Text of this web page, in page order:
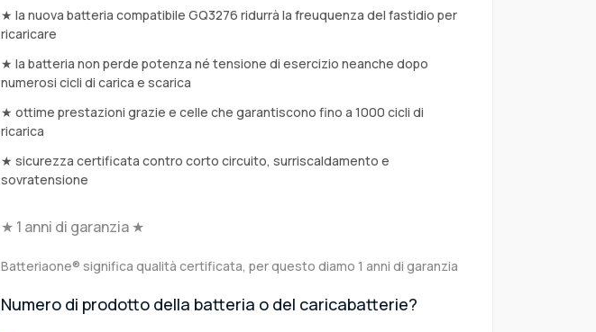
★ la nuova batteria compatibile GQ3276 ridurrà la freuquenza del fastidio per
ricaricare
★ la batteria non perde potenza né tensione di esercizio neanche dopo
numerosi cicli di carica e scarica
★ ottime prestazioni grazie e celle che garantiscono fino a 1000 cicli di
ricarica
★ sicurezza certificata contro corto circuito, surriscaldamento e
sovratensione
★ 1 anni di garanzia ★
Batteriaone® significa qualità certificata, per questo diamo 1 anni di garanzia
Numero di prodotto della batteria o del caricabatterie?